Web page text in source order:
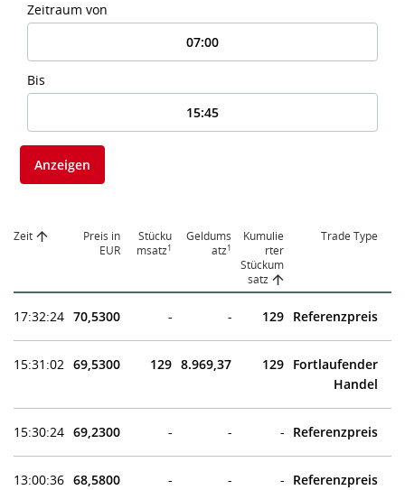
Zeitraum von
Bis
Anzeigen
Zeit
Preis in
EUR
Stücku
msatz1
Geldums
atz1
Kumulie
rter
Stückum
satz
Trade Type
17:32:24 70,5300 - - 129 Referenzpreis
15:31:02 69,5300 129 8.969,37 129 Fortlaufender
Handel
15:30:24 69,2300 - - - Referenzpreis
13:00:36 68,5800 - - - Referenzpreis